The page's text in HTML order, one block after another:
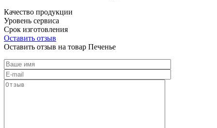
Качество продукции
Уровень сервиса
Срок изготовления
Оставить отзыв
Оставить отзыв на товар Печенье